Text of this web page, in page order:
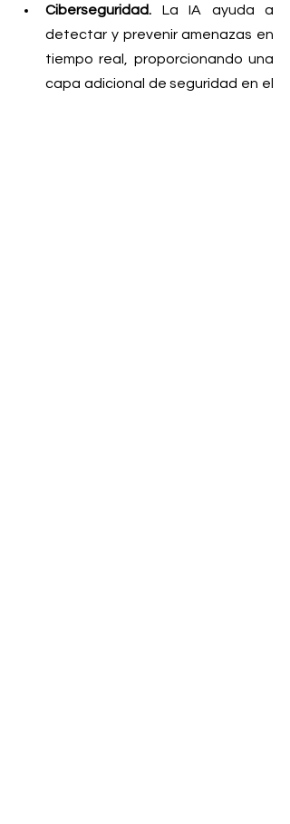
Ciberseguridad. La IA ayuda a
detectar y prevenir amenazas en
tiempo real, proporcionando una
capa adicional de seguridad en el